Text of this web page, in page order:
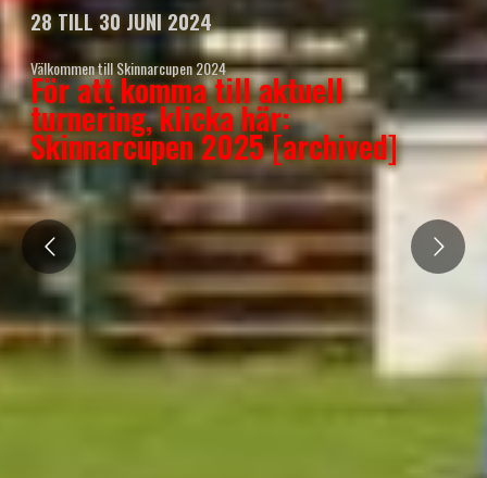
28 TILL 30 JUNI 2024
Välkommen till Skinnarcupen 2024
För att komma till aktuell
turnering, klicka här:
Skinnarcupen 2025 [archived]